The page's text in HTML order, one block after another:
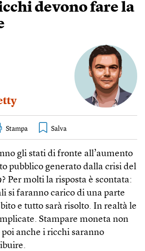
devono fare la
Stampa
gli stati di fronte all’aumento
pubblico generato dalla crisi del
Per molti la risposta è scontata:
si faranno carico di una parte
e tutto sarà risolto. In realtà le
Stampare moneta non
poi anche i ricchi saranno